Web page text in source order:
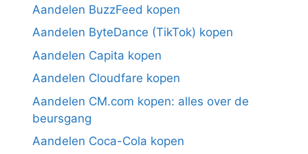
Aandelen BuzzFeed kopen
Aandelen ByteDance (TikTok) kopen
Aandelen Capita kopen
Aandelen Cloudfare kopen
Aandelen CM.com kopen: alles over de
beursgang
Aandelen Coca-Cola kopen